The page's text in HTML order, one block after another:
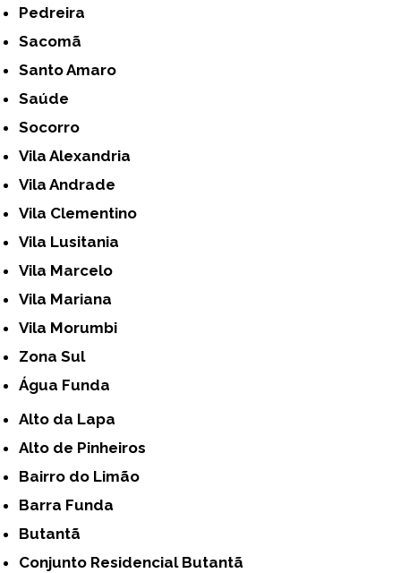
Pedreira
Sacomã
Santo Amaro
Saúde
Socorro
Vila Alexandria
Vila Andrade
Vila Clementino
Vila Lusitania
Vila Marcelo
Vila Mariana
Vila Morumbi
Zona Sul
Água Funda
Alto da Lapa
Alto de Pinheiros
Bairro do Limão
Barra Funda
Butantã
Conjunto Residencial Butantã